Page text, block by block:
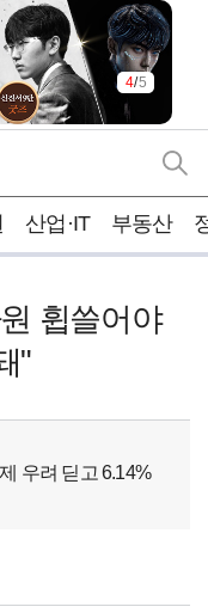
5/5
산업·IT 부동산
휩쓸어야
"
우려 딛고 6.14%